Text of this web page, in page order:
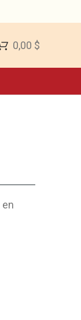
0,00 $